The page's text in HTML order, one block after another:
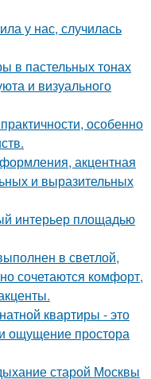
у нас, случилась
в пастельных тонах
и визуального
особенно
акцентная
и выразительных
интерьер площадью
в светлой,
сочетаются комфорт,
квартиры - это
ощущение простора
старой Москвы